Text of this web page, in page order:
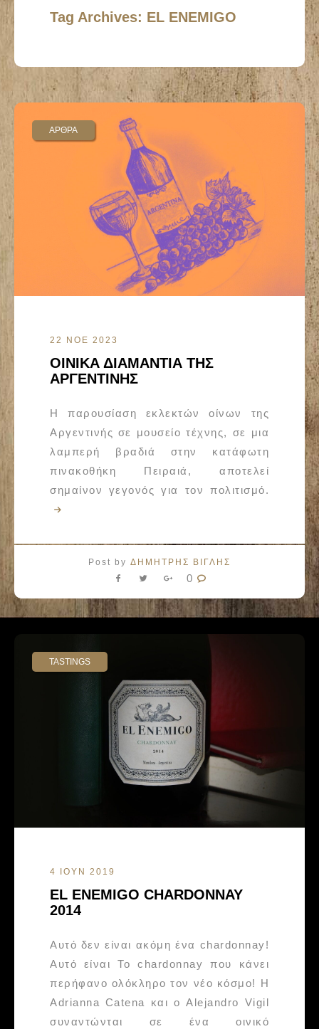
Tag Archives: EL ENEMIGO
ΑΡΘΡΑ
22 ΝΟΕ 2023
ΟΙΝΙΚΑ ΔΙΑΜΑΝΤΙΑ ΤΗΣ
ΑΡΓΕΝΤΙΝΗΣ
Η παρουσίαση εκλεκτών οίνων της
Αργεντινής σε μουσείο τέχνης, σε μια
λαμπερή βραδιά στην κατάφωτη
πινακοθήκη Πειραιά, αποτελεί
σημαίνον γεγονός για τον πολιτισμό.
Post by ΔΗΜΗΤΡΗΣ ΒΙΓΛΗΣ
0
TASTINGS
4 ΙΟΥΝ 2019
EL ENEMIGO CHARDONNAY
2014
Αυτό δεν είναι ακόμη ένα chardonnay!
Αυτό είναι Το chardonnay που κάνει
περήφανο ολόκληρο τον νέο κόσμο! Η
Adrianna Catena και ο Alejandro Vigil
συναντώνται σε ένα οινικό